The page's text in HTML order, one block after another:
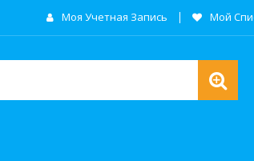
Моя Учетная Запись Мой